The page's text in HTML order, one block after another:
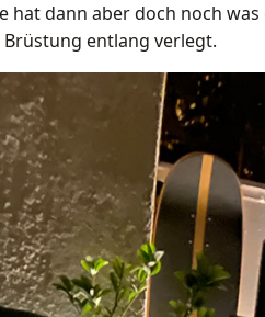
hat dann aber doch noch
Brüstung entlang verlegt.